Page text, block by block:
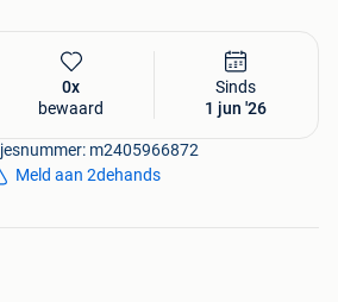
0x
bewaard
Sinds
1 jun '26
m2405966872
Meld aan 2dehands